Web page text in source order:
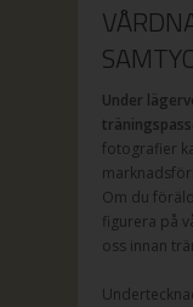
Under
fotografier
Om du
figurera på
oss innan